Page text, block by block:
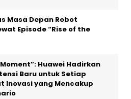
Masa Depan Robot
Episode “Rise of the
Moment”: Huawei Hadirkan
Baru untuk Setiap
Inovasi yang Mencakup